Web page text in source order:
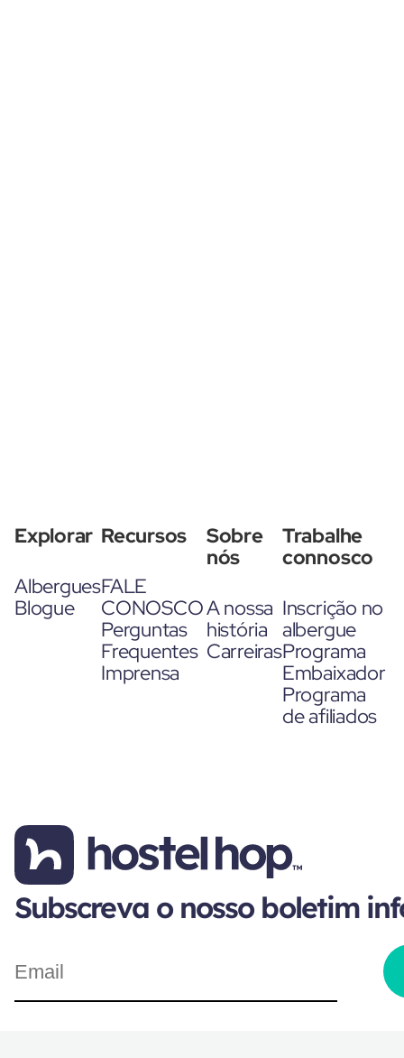
Explorar
Albergues
Blogue
Recursos
FALE
CONOSCO
Perguntas
Frequentes
Imprensa
Sobre
nós
A nossa
história
Carreiras
Trabalhe
connosco
Inscrição no
albergue
Programa
Embaixador
Programa
de afiliados
Subscreva o nosso boletim